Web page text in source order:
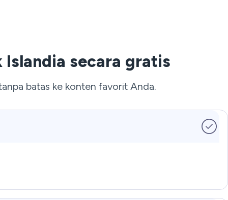
Islandia secara gratis
batas ke konten favorit Anda.